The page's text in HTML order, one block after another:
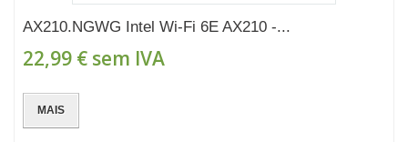
AX210.NGWG Intel Wi-Fi 6E AX210 -...
22,99 € sem IVA
MAIS